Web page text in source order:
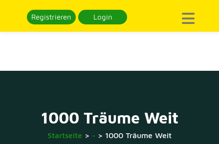
Registrieren Login
1000 Träume Weit
Startseite > - > 1000 Träume Weit